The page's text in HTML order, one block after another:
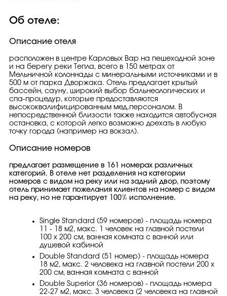
Об отеле:
Описание отеля
расположен в центре Карловых Вар на пешеходной зоне
и на берегу реки Тепла, всего в 150 метрах от
Мельничной колоннады с минеральными источниками и в
500 м от парка Дворжака. Отель предлагает крытый
бассейн, сауну, широкий выбор бальнеологических и
спа-процедур, которые предоставляются
высококвалифицированным мед.персоналом. В
непосредственной близости также находится автобусная
остановка, с которой легко возможно доехать в любую
точку города (например на вокзал).
Описание номеров
предлагает размещение в 161 номерах различных
категорий. В отеле нет разделения на категории
номеров с видом на реку или на задний двор, поэтому
отель принимает пожелания клиентов на номер с видом
на реку, но не гарантирует 100% исполнение.
Single Standard (59 номеров) - площадь номера
11 - 18 м2, макс. 1 человек на главной постели
100 х 200 см, ванная комната с ванной или
душевой кабиной
Double Standard (51 номер) - площадь номера
18 м2, макс. 2 человекa на главной постели 200 х
200 см, ванная комната с ванной
Double Superior (36 номеров) - площадь номера
22-27 м2, макс. 3 человекa (2 человека на главной